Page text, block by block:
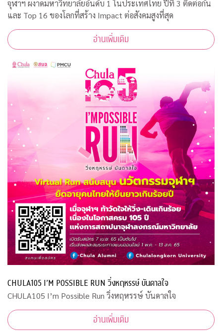
จุฬาฯ ผงาดมหาวิทยาลัยอันดับ 1 ในประเทศไทย ปีที่ 3 ติดต่อกัน
และ Top 16 ของโลกที่สร้าง Impact ต่อสังคมสูงที่สุด
อ่านเพิ่มเติม
CHULA105 I’M POSSIBLE RUN วิ่งหฤหรรษ์ บันดาลใจ
CHULA105 I’m Possible Run วิ่งหฤหรรษ์ บันดาลใจ
อ่านเพิ่มเติม